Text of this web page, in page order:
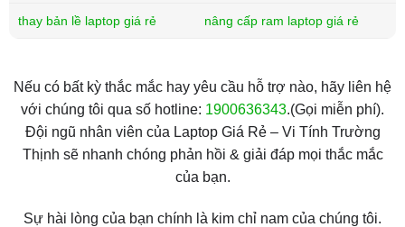
thay bản lề laptop giá rẻ nâng cấp ram laptop giá rẻ
Nếu có bất kỳ thắc mắc hay yêu cầu hỗ trợ nào, hãy liên hệ
với chúng tôi qua số hotline: 1900636343.(Gọi miễn phí).
Đội ngũ nhân viên của Laptop Giá Rẻ – Vi Tính Trường
Thịnh sẽ nhanh chóng phản hồi & giải đáp mọi thắc mắc
của bạn.
Sự hài lòng của bạn chính là kim chỉ nam của chúng tôi.